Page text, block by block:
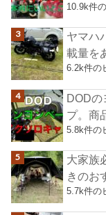
10.9k件
ヤマハ
載量を
6.2k件の
DODの
プ。商
5.8k件の
大家族
きのお
5.7k件の